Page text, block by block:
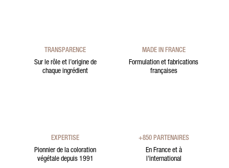
TRANSPARENCE
Sur le rôle et l’origine de
chaque ingrédient
MADE IN FRANCE
Formulation et fabrications
françaises
EXPERTISE
Pionnier de la coloration
végétale depuis 1991
+850 PARTENAIRES
En France et à
l’international